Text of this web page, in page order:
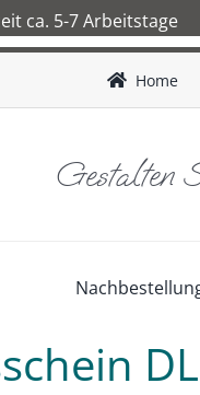
ca. 5-7 Arbeitstage
Druckfreigabe ca.1-2
BRD ca. 3-4 Werktage.
AT ca. 4-5 Werktage.
Home
Gestalten